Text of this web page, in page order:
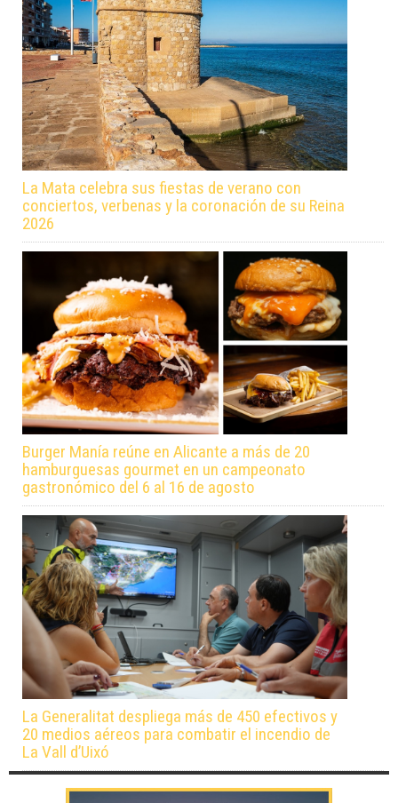
La Mata celebra sus fiestas de verano con
conciertos, verbenas y la coronación de su Reina
2026
Burger Manía reúne en Alicante a más de 20
hamburguesas gourmet en un campeonato
gastronómico del 6 al 16 de agosto
La Generalitat despliega más de 450 efectivos y
20 medios aéreos para combatir el incendio de
La Vall d’Uixó